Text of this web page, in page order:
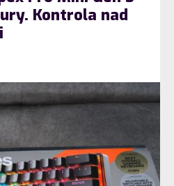
Kontrola nad